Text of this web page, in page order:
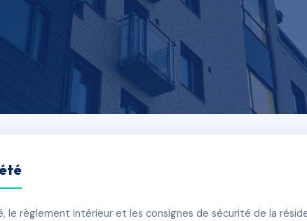
règlement intérieur et les consignes de sécurité de la